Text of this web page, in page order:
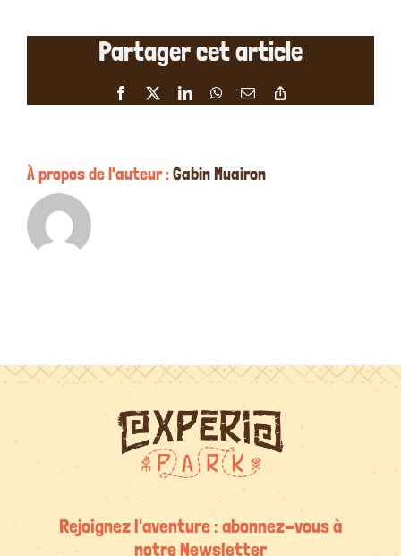
le
Partager cet article
Facebook LinkedInWhatsApp
Email
Link
À propos de l'auteur :Gabin Muairon
Rejoignez l'aventure : abonnez-vous à
notre Newsletter